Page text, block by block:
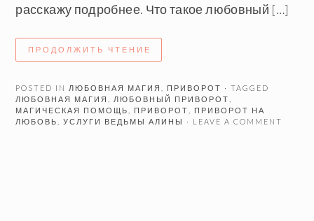
расскажу подробнее. Что такое любовный […]
ПРОДОЛЖИТЬ ЧТЕНИЕ
POSTED IN ЛЮБОВНАЯ МАГИЯ ПРИВОРОТ · TAGGED
ЛЮБОВНАЯ МАГИЯ
ЛЮБОВНЫЙ ПРИВОРОТ
МАГИЧЕСКАЯ ПОМОЩЬ
ПРИВОРОТ
ПРИВОРОТ НА
ЛЮБОВЬ
,УСЛУГИ ВЕДЬМЫ АЛИНЫ · LEAVE A COMMENT